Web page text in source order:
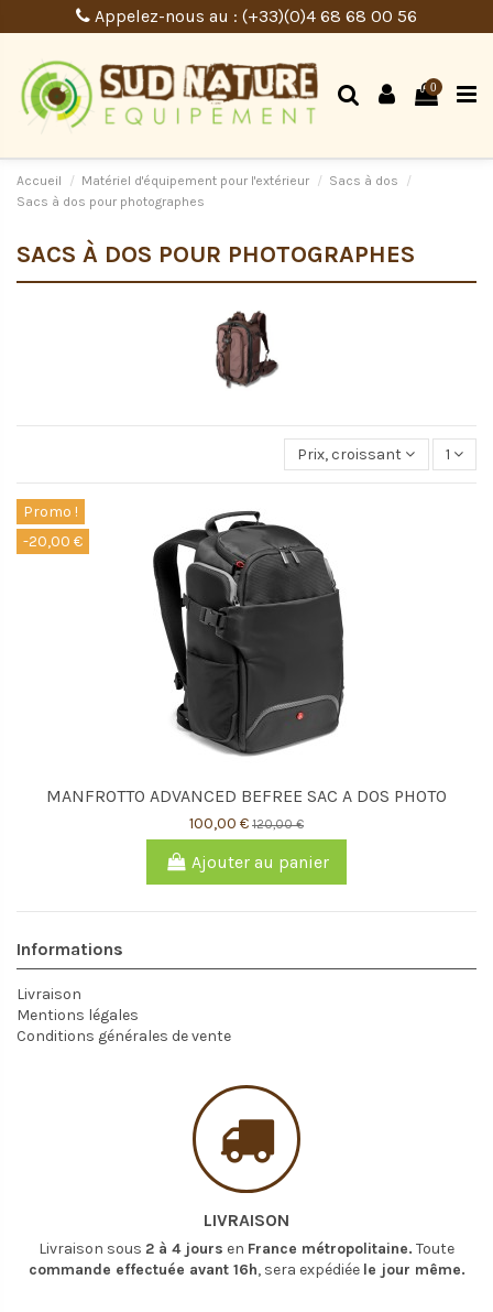
Appelez-nous au : (+33)(0)4 68 68 00 56
0
Accueil Matériel d'équipement pour l'extérieur
Sacs à dos
Sacs à dos pour photographes
SACS À DOS POUR PHOTOGRAPHES
Prix, croissant 1
Promo !
-20,00 €
MANFROTTO ADVANCED BEFREE SAC A DOS PHOTO
100,00 € 120,00 €
Ajouter au panier
Informations
Livraison
Mentions légales
Conditions générales de vente
LIVRAISON
Livraison sous 2 à 4 jours en France métropolitaine. Toute
commande effectuée avant 16h, sera expédiée le jour même.